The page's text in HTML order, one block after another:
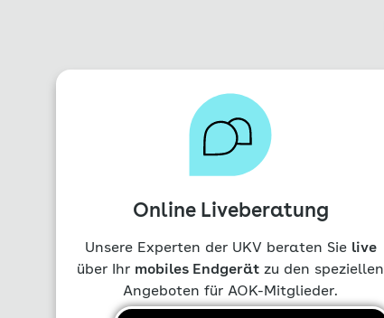
Online Liveberatung
Unsere Experten der UKV beraten Sie live
über Ihr mobiles End­gerät zu den speziellen
Angeboten für AOK-Mitglieder.